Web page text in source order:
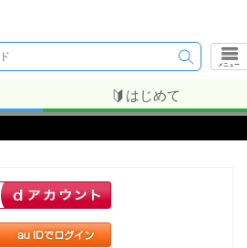
メニュー
はじめて